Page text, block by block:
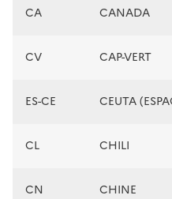
CA CANADA
CV CAP-VERT
ES-CE CEUTA
CL CHILI
CN CHINE